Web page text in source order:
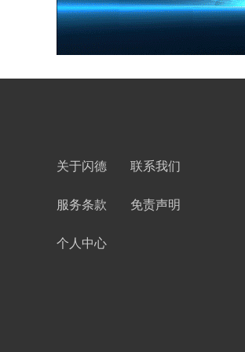
关于闪德 联系我们
服务条款 免责声明
个人中心